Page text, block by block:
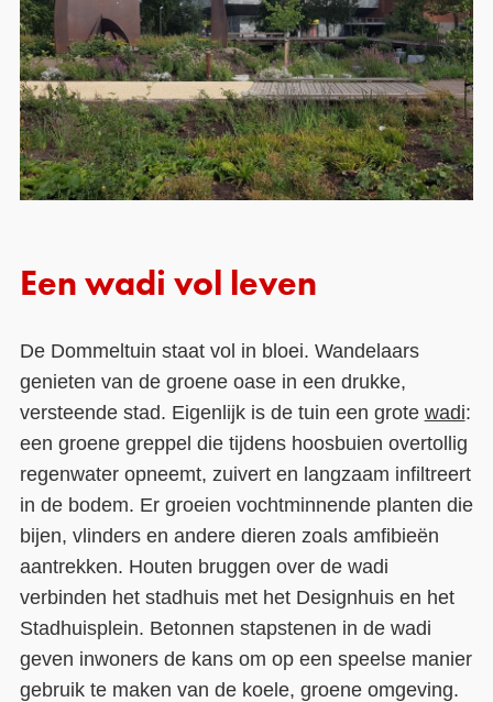
Een wadi vol leven
De Dommeltuin staat vol in bloei. Wandelaars
genieten van de groene oase in een drukke,
versteende stad. Eigenlijk is de tuin een grote wadi:
een groene greppel die tijdens hoosbuien overtollig
regenwater opneemt, zuivert en langzaam infiltreert
in de bodem. Er groeien vochtminnende planten die
bijen, vlinders en andere dieren zoals amfibieën
aantrekken. Houten bruggen over de wadi
verbinden het stadhuis met het Designhuis en het
Stadhuisplein. Betonnen stapstenen in de wadi
geven inwoners de kans om op een speelse manier
gebruik te maken van de koele, groene omgeving.